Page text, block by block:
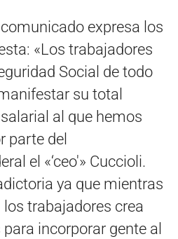
expresa los
«Los trabajadores
Social de todo
su total
al que hemos
parte del
el «‘ceo'» Cuccioli.
ya que mientras
trabajadores crea
incorporar gente al